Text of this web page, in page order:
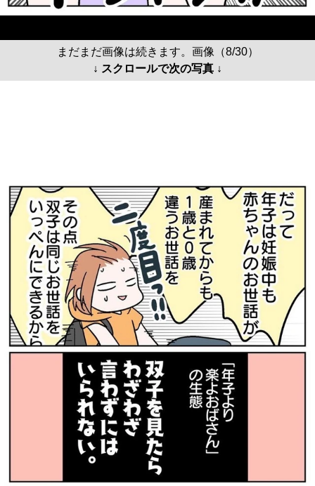
まだまだ画像は続きます。画像（8/30）
↓ スクロールで次の写真 ↓